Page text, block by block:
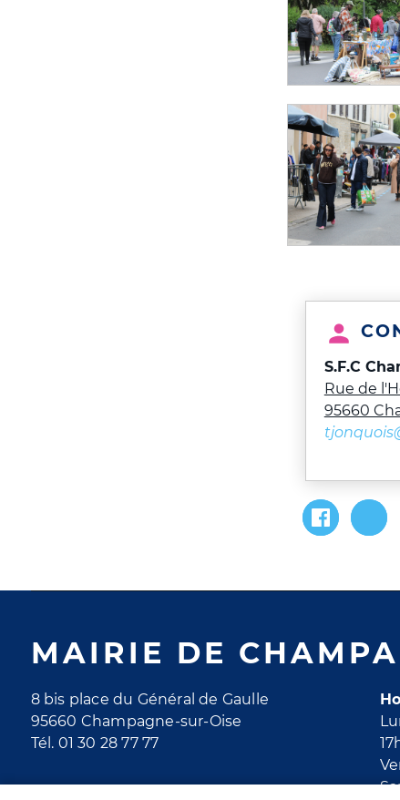
S.F.C
Rue de
95660
MAIRIE DE
8 bis place du Général de Gaulle
95660 Champagne-sur-Oise
Tél. 01 30 28 77 77